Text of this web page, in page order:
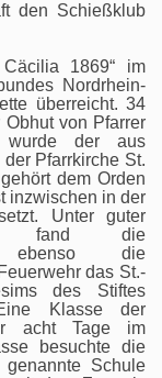
den Schießklub
1869“ im
Nordrhein-
überreicht. 34
von Pfarrer
wurde der aus
Pfarrkirche St.
dem Orden
inzwischen in der
Unter guter
fand die
ebenso die
das St.-
des Stiftes
Klasse der
acht Tage im
besuchte die
Schule